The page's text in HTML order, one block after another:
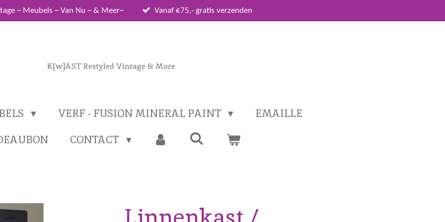
~ Meubels ~ Van Nu ~ & Meer~ Vanaf €75,- gratis verzenden
K[w]AST Restyled Vintage & More
VERF - FUSION MINERAL PAINT
EMAILLE
CONTACT